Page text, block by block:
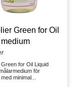
Green for Oil
for Oil Liquid
för
minimal...